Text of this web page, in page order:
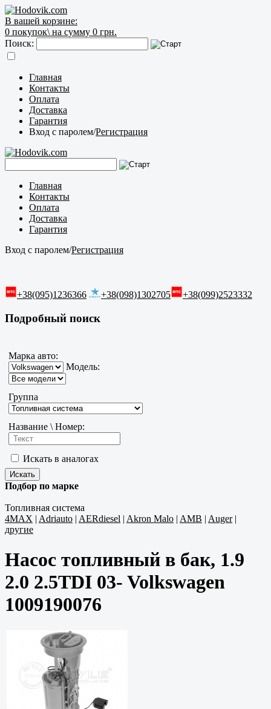
В вашей корзине:
0 покупок\ на сумму 0 грн.
Поиск:
Главная
Контакты
Оплата
Доставка
Гарантия
Вход с паролем/Регистрация
Главная
Контакты
Оплата
Доставка
Гарантия
Вход с паролем/Регистрация
+38(095)1236366 +38(098)1302705 +38(099)2523332
Подробный поиск
Марка авто:
Модель:
Группа
Название \ Номер:
Искать в аналогах
Подбор по марке
Топливная система
4MAX | Adriauto | AERdiesel | Akron Malo | AMB | Auger|
другие
Насос топливный в бак, 1.9
2.0 2.5TDI 03- Volkswagen
1009190076